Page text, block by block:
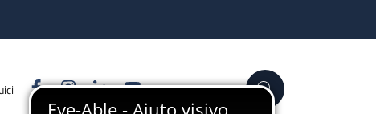
FacebookInstagram
LinkedinYouTube Cerca